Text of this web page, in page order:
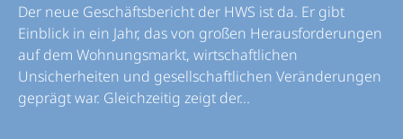
Der neue Geschäftsbericht der HWS ist da. Er gibt
Einblick in ein Jahr, das von großen Herausforderungen
auf dem Wohnungsmarkt, wirtschaftlichen
Unsicherheiten und gesellschaftlichen Veränderungen
geprägt war. Gleichzeitig zeigt der...